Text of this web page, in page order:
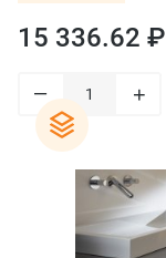
15 336.62 ₽
– +